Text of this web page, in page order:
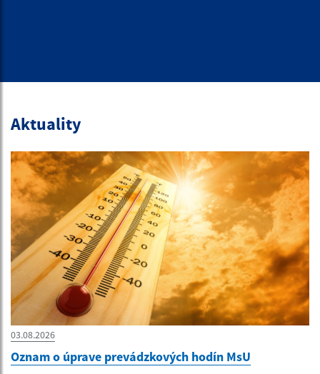
Aktuality
03.08.2026
Oznam o úprave prevádzkových hodín MsU